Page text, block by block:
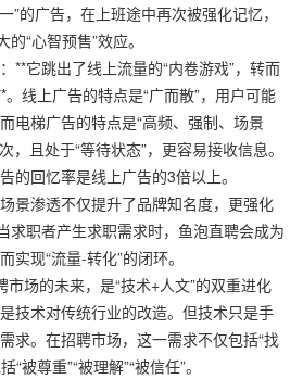
”的广告，在上班途中再次被强化记忆，
“心智预售”效应。
**它跳出了线上流量的“内卷游戏”，转而
。线上广告的特点是“广而散”，用户可能
电梯广告的特点是“高频、强制、场景
，且处于“等待状态”，更容易接收信息。
的回忆率是线上广告的3倍以上。
景渗透不仅提升了品牌知名度，更强化
求职者产生求职需求时，鱼泡直聘会成为
现“流量-转化”的闭环。
场的未来，是“技术+人文”的双重进化
技术对传统行业的改造。但技术只是手
求。在招聘市场，这一需求不仅包括“找
“被尊重”“被理解”“被信任”。